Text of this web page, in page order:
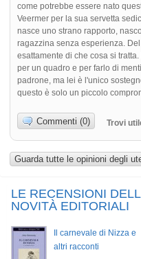
come potrebbe essere nato
Veermer per la sua servetta
nasce uno strano rapporto,
ragazzina senza esperienza.
esattamente di che cosa si
per un quadro e per farlo di
padrone, ma lei è l'unico
questo è solo un piccolo
Commenti (0) Trovi
Guarda tutte le opinioni degli
LE RECENSIONI
NOVITÀ EDITORIALI
Il carnevale di Nizza e
altri racconti